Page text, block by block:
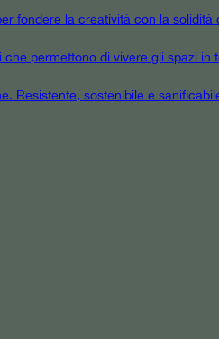
fondere la creatività con la solidità
permettono di vivere gli spazi in
Resistente, sostenibile e